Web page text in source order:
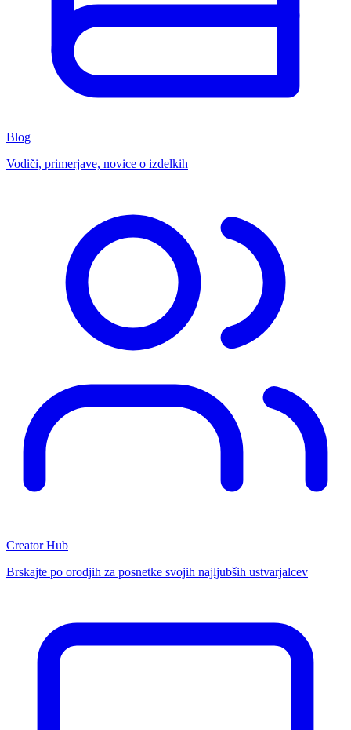
Blog
Vodiči, primerjave, novice o izdelkih
Creator Hub
Brskajte po orodjih za posnetke svojih najljubših ustvarjalcev